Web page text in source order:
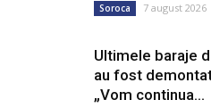
Soroca 7 august 2026
Ultimele baraje
au fost
„Vom continua...